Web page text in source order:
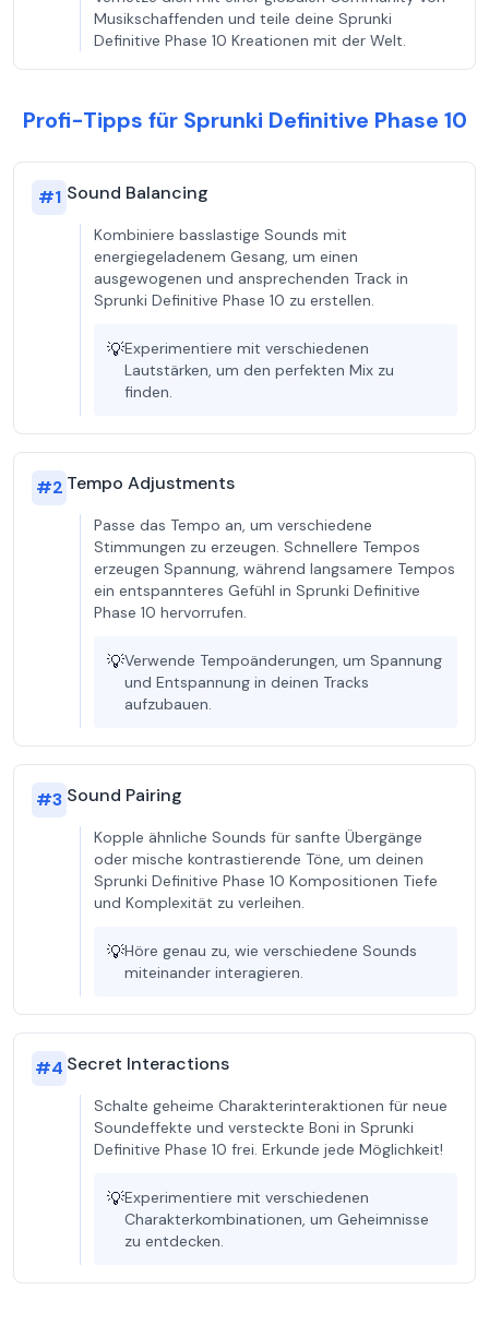
Musikschaffenden und teile deine Sprunki
Definitive Phase 10 Kreationen mit der Welt.
Profi-Tipps für Sprunki Definitive Phase 10
#1 Sound Balancing
Kombiniere basslastige Sounds mit
energiegeladenem Gesang, um einen
ausgewogenen und ansprechenden Track in
Sprunki Definitive Phase 10 zu erstellen.
💡Experimentiere mit verschiedenen
Lautstärken, um den perfekten Mix zu
finden.
#2 Tempo Adjustments
Passe das Tempo an, um verschiedene
Stimmungen zu erzeugen. Schnellere Tempos
erzeugen Spannung, während langsamere Tempos
ein entspannteres Gefühl in Sprunki Definitive
Phase 10 hervorrufen.
💡Verwende Tempoänderungen, um Spannung
und Entspannung in deinen Tracks
aufzubauen.
#3 Sound Pairing
Kopple ähnliche Sounds für sanfte Übergänge
oder mische kontrastierende Töne, um deinen
Sprunki Definitive Phase 10 Kompositionen Tiefe
und Komplexität zu verleihen.
💡Höre genau zu, wie verschiedene Sounds
miteinander interagieren.
#4 Secret Interactions
Schalte geheime Charakterinteraktionen für neue
Soundeffekte und versteckte Boni in Sprunki
Definitive Phase 10 frei. Erkunde jede Möglichkeit!
💡Experimentiere mit verschiedenen
Charakterkombinationen, um Geheimnisse
zu entdecken.